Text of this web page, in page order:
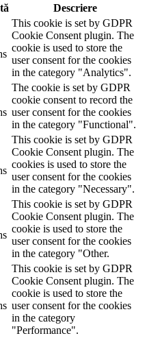
Descriere
This cookie is set by GDPR
Cookie Consent plugin. The
cookie is used to store the
user consent for the cookies
in the category "Analytics".
The cookie is set by GDPR
cookie consent to record the
user consent for the cookies
in the category "Functional".
This cookie is set by GDPR
Cookie Consent plugin. The
cookies is used to store the
user consent for the cookies
in the category "Necessary".
This cookie is set by GDPR
Cookie Consent plugin. The
cookie is used to store the
user consent for the cookies
in the category "Other.
This cookie is set by GDPR
Cookie Consent plugin. The
cookie is used to store the
user consent for the cookies
in the category
"Performance".